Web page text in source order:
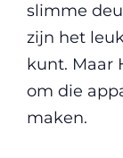
slimme
zijn het
kunt. Maar
om die
maken.